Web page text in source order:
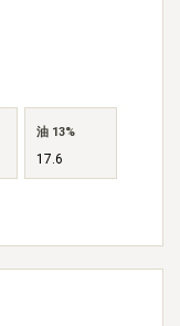
油 13%
17.6